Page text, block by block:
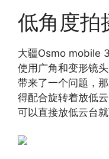
低角度拍
大疆Osmo mobile
使用广角和变形镜
带来了一个问题，
得配合旋转着放低
可以直接放低云台就